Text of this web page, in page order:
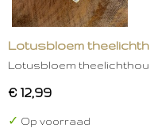
Lotusbloem
Lotusbloem
€ 12,99
✓ Op voorraad